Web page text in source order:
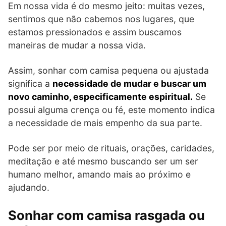
Em nossa vida é do mesmo jeito: muitas vezes,
sentimos que não cabemos nos lugares, que
estamos pressionados e assim buscamos
maneiras de mudar a nossa vida.
Assim, sonhar com camisa pequena ou ajustada
significa a necessidade de mudar e buscar um
novo caminho, especificamente espiritual. Se
possui alguma crença ou fé, este momento indica
a necessidade de mais empenho da sua parte.
Pode ser por meio de rituais, orações, caridades,
meditação e até mesmo buscando ser um ser
humano melhor, amando mais ao próximo e
ajudando.
Sonhar com camisa rasgada ou